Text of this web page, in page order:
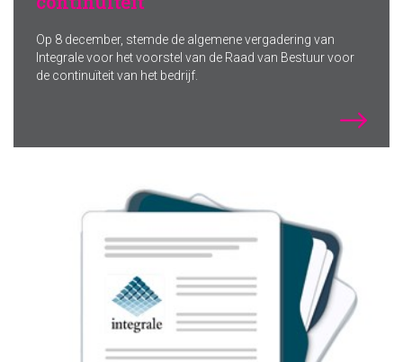
Op 8 december, stemde de algemene vergadering van
Integrale voor het voorstel van de Raad van Bestuur voor
de continuïteit van het bedrijf.